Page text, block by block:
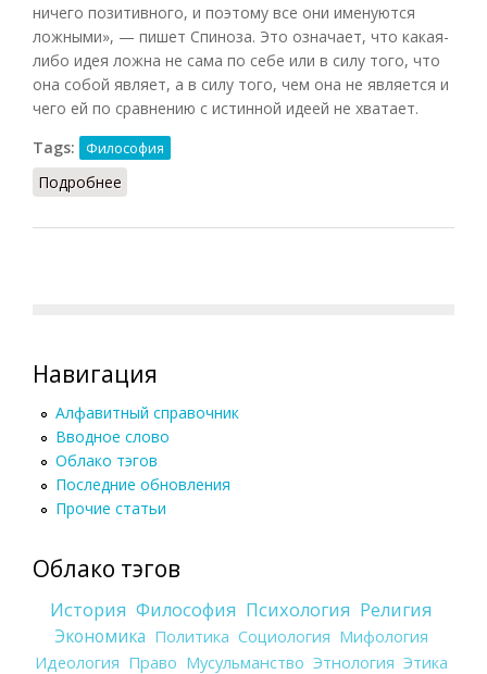
ничего позитивного, и поэтому все они именуются
ложными», — пишет Спиноза. Это означает, что какая-
либо идея ложна не сама по себе или в силу того, что
она собой являет, а в силу того, чем она не является и
чего ей по сравнению с истинной идеей не хватает.
Tags:
Философия
Подробнее
Навигация
Алфавитный справочник
Вводное слово
Облако тэгов
Последние обновления
Прочие статьи
Облако тэгов
История Философия Психология Религия
Экономика Политика Социология Мифология
Идеология Право Мусульманство Этнология Этика